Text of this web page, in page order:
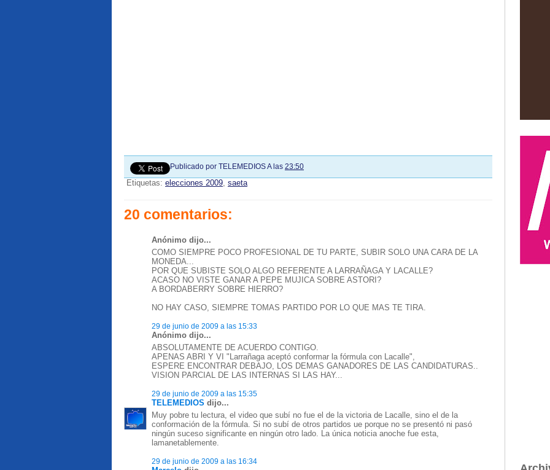
Publicado por TELEMEDIOSA las 23:50
Etiquetas: elecciones 2009, saeta
20 comentarios:
Anónimo dijo...
COMO SIEMPRE POCO PROFESIONAL DE TU PARTE, SUBIR SOLO UNA CARA DE LA
MONEDA...
POR QUE SUBISTE SOLO ALGO REFERENTE A LARRAÑAGA Y LACALLE?
ACASO NO VISTE GANAR A PEPE MUJICA SOBRE ASTORI?
A BORDABERRY SOBRE HIERRO?
NO HAY CASO, SIEMPRE TOMAS PARTIDO POR LO QUE MAS TE TIRA.
29 de junio de 2009 a las 15:33
Anónimo dijo...
ABSOLUTAMENTE DE ACUERDO CONTIGO.
APENAS ABRI Y VI "Larrañaga aceptó conformar la fórmula con Lacalle",
ESPERE ENCONTRAR DEBAJO, LOS DEMAS GANADORES DE LAS CANDIDATURAS..
VISION PARCIAL DE LAS INTERNAS SI LAS HAY...
29 de junio de 2009 a las 15:35
TELEMEDIOS dijo...
Muy pobre tu lectura, el video que subí no fue el de la victoria de Lacalle, sino el de la
conformación de la fórmula. Si no subí de otros partidos ue porque no se presentó ni pasó
ningún suceso significante en ningún otro lado. La única noticia anoche fue esta,
lamanetablemente.
29 de junio de 2009 a las 16:34